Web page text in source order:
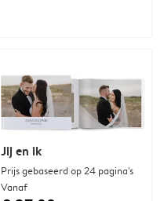
Jij en ik
Prijs gebaseerd op 24 pagina's
Vanaf